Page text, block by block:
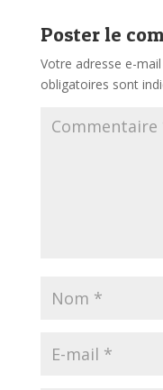
Poster le
Votre adresse e-
obligatoires sont